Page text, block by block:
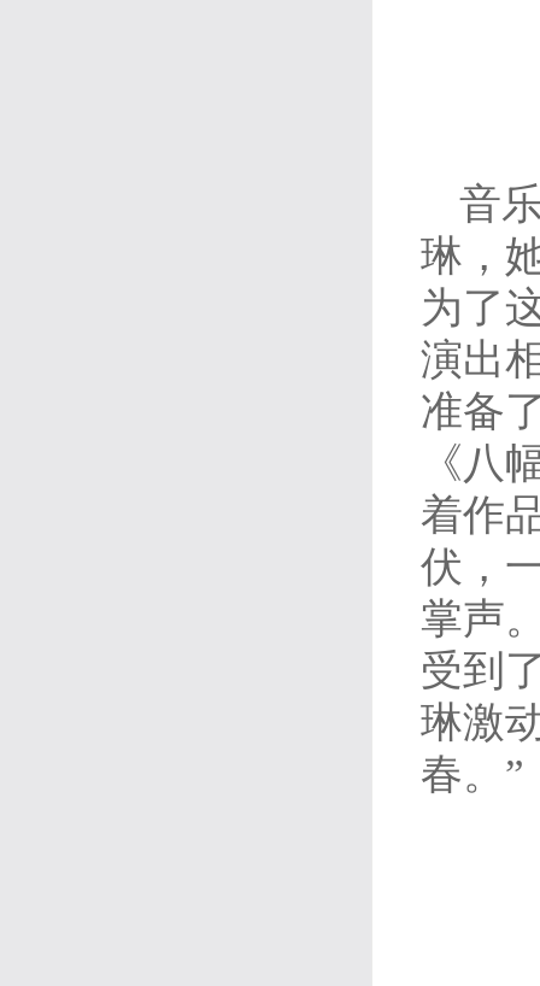
音
琳，
为了
演出
准备
《八
着作
伏，
掌声
受到
琳激
春。”